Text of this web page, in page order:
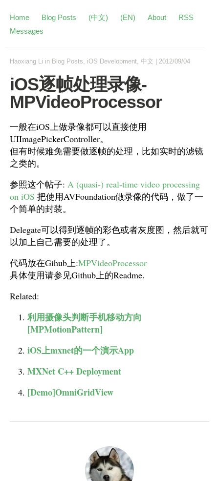
Home Blog Posts (中文) (EN) About
RSS
Messages
Haoxiang Li in Blog Posts, iOS Development, 中文 2012/09/04
iOS逐帧处理录像-
MPVideoProcessor
一般在iOS上做录像都可以直接使用
UIImagePickerController。
但有时候难免需要做逐帧的处理，比如实时的滤镜
之类的。
参照这个帖子: A (quasi-) real-time video processing
on iOS 把使用AVFoundation做录像的代码，做了一
个简单的封装。
Delegate可以得到逐帧的彩色或者灰度图，然后就可
以加上自己需要的处理了。
代码放在Gihub上:MPVideoProcessor
具体使用请参见Github上的Readme.
Related:
利用摄像头判断手机移动方向
[MPMotionPattern]
iOS上mxnet的一个演示App
MXNet C++ Deployment
[Demo]OmniGridView